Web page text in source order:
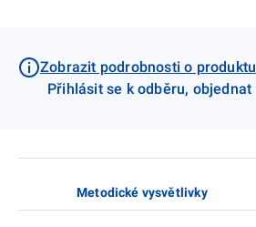
Zobrazit podrobnosti o produktu
Přihlásit se k odběru, objednat
Metodické vysvětlivky